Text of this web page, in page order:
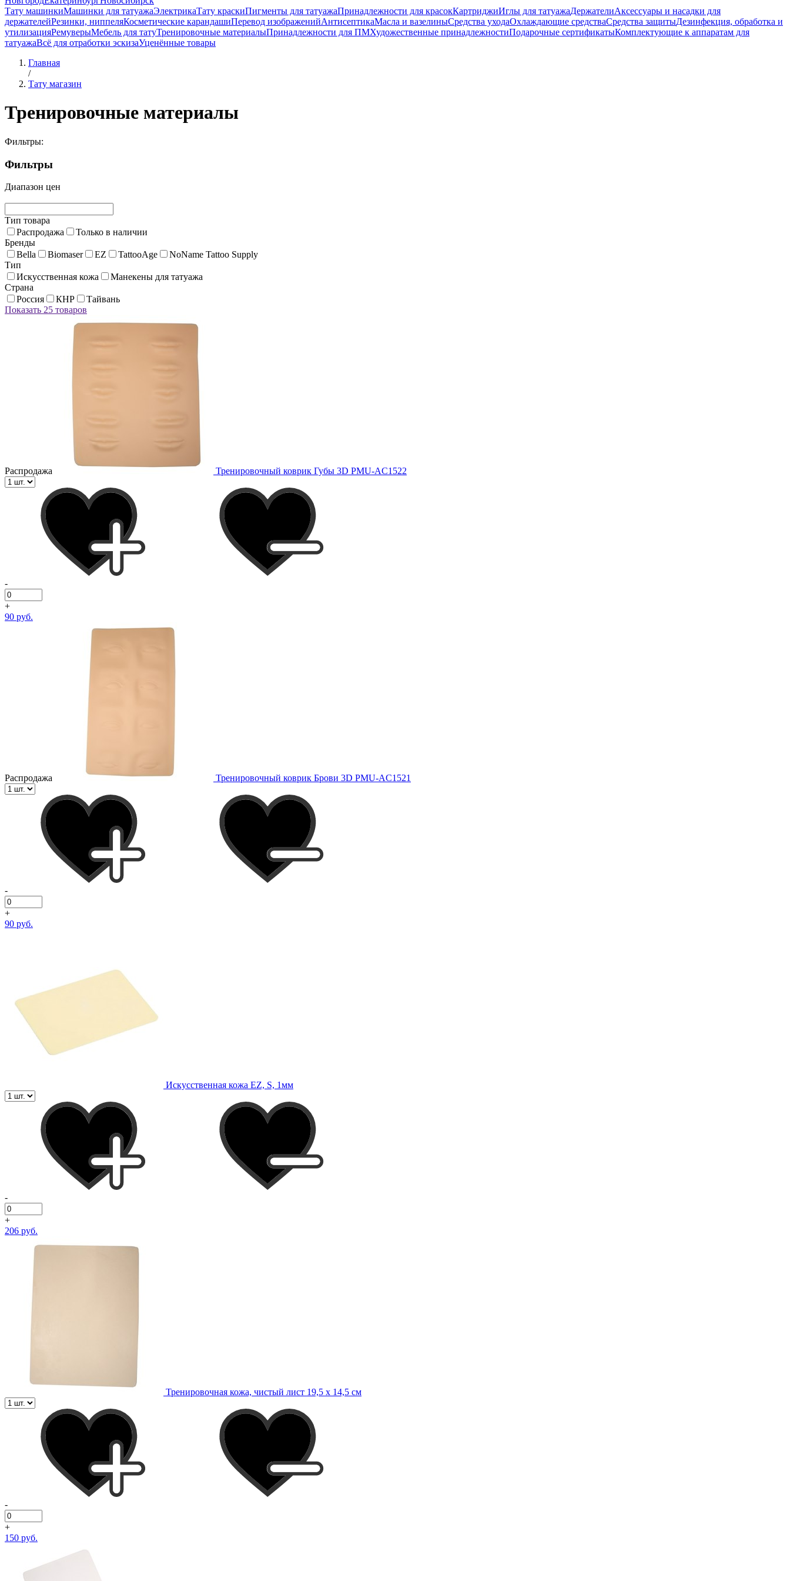
Тату машинкиМашинки для татуажаЭлектрикаТату краскиПигменты для татуажаПринадлежности для красокКартриджиИглы для татуажаДержателиАксессуары и насадки для
держателейРезинки, ниппеляКосметические карандашиПеревод изображенийАнтисептикаМасла и вазелиныСредства уходаОхлаждающие средстваСредства защитыДезинфекция, обработка и
утилизацияРемуверыМебель для татуТренировочные материалыПринадлежности для ПМХудожественные принадлежностиПодарочные сертификатыКомплектующие к аппаратам для
татуажаВсё для отработки эскизаУценённые товары
Главная
/
Тату магазин
Тренировочные материалы
Фильтры:
Фильтры
Диапазон цен
Тип товара
Распродажа
Только в наличии
Бренды
Bella
Biomaser EZ TattooAge
NoName Tattoo Supply
Тип
Искусственная кожа
Манекены для татуажа
Страна
Россия
КНР
Тайвань
Показать 25 товаров
Распродажа Тренировочный коврик Губы 3D PMU-AC1522
-
+
90 руб.
Распродажа Тренировочный коврик Брови 3D PMU-AC1521
-
+
90 руб.
Искусственная кожа EZ, S, 1мм
-
+
206 руб.
Тренировочная кожа, чистый лист 19,5 х 14,5 см
-
+
150 руб.